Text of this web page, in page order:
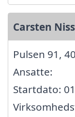
Carsten
Pulsen 91,
Ansatte:
Startdato: